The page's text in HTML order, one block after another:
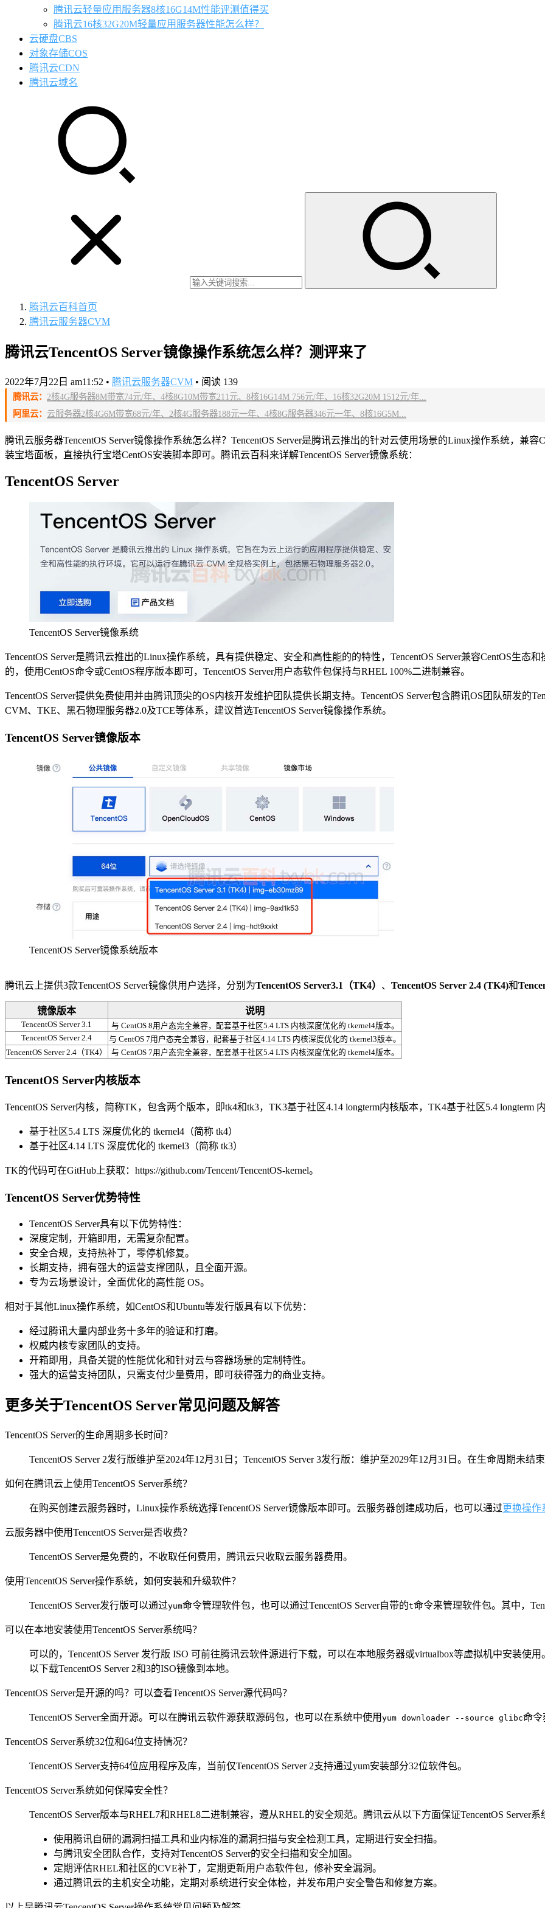
腾讯云轻量应用服务器8核16G14M性能评测值得买
腾讯云16核32G20M轻量应用服务器性能怎么样？
云硬盘CBS
对象存储COS
腾讯云CDN
腾讯云域名
腾讯云百科首页
腾讯云服务器CVM
腾讯云TencentOS Server镜像操作系统怎么样？测评来了
2022年7月22日 am11:52 • 腾讯云服务器CVM • 阅读 139
腾讯云： 2核4G服务器8M带宽74元/年、4核8G10M带宽211元、8核16G14M 756元/年、16核32G20M 1512元/年...
阿里云： 云服务器2核4G6M带宽68元/年、2核4G服务器188元一年、4核8G服务器346元一年、8核16G5M...
腾讯云服务器TencentOS Server镜像操作系统怎么样？TencentOS Server是腾讯云推出的针对云使用场景的Linux操作系统，兼容
装宝塔面板，直接执行宝塔CentOS安装脚本即可。腾讯云百科来详解TencentOS Server镜像系统：
TencentOS Server
TencentOS Server镜像系统
TencentOS Server是腾讯云推出的Linux操作系统，具有提供稳定、安全和高性能的的特性，TencentOS Server兼容CentOS生
的，使用CentOS命令或CentOS程序版本即可，TencentOS Server用户态软件包保持与RHEL 100%二进制兼容。
TencentOS Server提供免费使用并由腾讯顶尖的OS内核开发维护团队提供长期支持。TencentOS Server包含腾讯OS团队研发的
CVM、TKE、黑石物理服务器2.0及TCE等体系，建议首选TencentOS Server镜像操作系统。
TencentOS Server镜像版本
TencentOS Server镜像系统版本
腾讯云上提供3款TencentOS Server镜像供用户选择，分别为TencentOS Server3.1（TK4） 、 TencentOS Server 2.4 (TK4)和
镜像版本 说明
TencentOS Server 3.1
与 CentOS 8用户态完全兼容，配套基于社区5.4 LTS 内核深度优化的 tkernel4版本。
TencentOS Server 2.4
与 CentOS 7用户态完全兼容，配套基于社区4.14 LTS 内核深度优化的 tkernel3版本。
TencentOS Server 2.4（TK4）
与 CentOS 7用户态完全兼容，配套基于社区5.4 LTS 内核深度优化的 tkernel4版本。
TencentOS Server内核版本
TencentOS Server内核，简称TK，包含两个版本，即tk4和tk3，TK3基于社区4.14 longterm内核版本，TK4基于社区5.4 longterm
基于社区5.4 LTS 深度优化的 tkernel4（简称 tk4）
基于社区4.14 LTS 深度优化的 tkernel3（简称 tk3）
TK的代码可在GitHub上获取：https://github.com/Tencent/TencentOS-kernel。
TencentOS Server优势特性
TencentOS Server具有以下优势特性：
深度定制，开箱即用，无需复杂配置。
安全合规，支持热补丁，零停机修复。
长期支持，拥有强大的运营支撑团队，且全面开源。
专为云场景设计，全面优化的高性能 OS。
相对于其他Linux操作系统，如CentOS和Ubuntu等发行版具有以下优势：
经过腾讯大量内部业务十多年的验证和打磨。
权威内核专家团队的支持。
开箱即用，具备关键的性能优化和针对云与容器场景的定制特性。
强大的运营支持团队，只需支付少量费用，即可获得强力的商业支持。
更多关于TencentOS Server常见问题及解答
TencentOS Server的生命周期多长时间？
TencentOS Server 2发行版维护至2024年12月31日；TencentOS Server 3发行版：维护至2029年12月31日。在生命周期未结
如何在腾讯云上使用TencentOS Server系统？
在购买创建云服务器时，Linux操作系统选择TencentOS Server镜像版本即可。云服务器创建成功后，也可以通过更换操作
云服务器中使用TencentOS Server是否收费？
TencentOS Server是免费的，不收取任何费用，腾讯云只收取云服务器费用。
使用TencentOS Server操作系统，如何安装和升级软件？
TencentOS Server发行版可以通过yum命令管理软件包，也可以通过TencentOS Server自带的t命令来管理软件包。其中，
可以在本地安装使用TencentOS Server系统吗？
可以的，TencentOS Server 发行版 ISO 可前往腾讯云软件源进行下载，可以在本地服务器或virtualbox等虚拟机中安装使用
以下载TencentOS Server 2和3的ISO镜像到本地。
TencentOS Server是开源的吗？可以查看TencentOS Server源代码吗？
TencentOS Server全面开源。可以在腾讯云软件源获取源码包，也可以在系统中使用 yum downloader --source glibc命令
TencentOS Server系统32位和64位支持情况？
TencentOS Server支持64位应用程序及库，当前仅TencentOS Server 2支持通过yum安装部分32位软件包。
TencentOS Server系统如何保障安全性？
TencentOS Server版本与RHEL7和RHEL8二进制兼容，遵从RHEL的安全规范。腾讯云从以下方面保证TencentOS Server系
使用腾讯自研的漏洞扫描工具和业内标准的漏洞扫描与安全检测工具，定期进行安全扫描。
与腾讯安全团队合作，支持对TencentOS Server的安全扫描和安全加固。
定期评估RHEL和社区的CVE补丁，定期更新用户态软件包，修补安全漏洞。
通过腾讯云的主机安全功能，定期对系统进行安全体检，并发布用户安全警告和修复方案。